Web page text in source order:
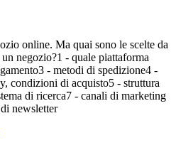
online. Ma quai sono le scelte da
negozio?1 - quale piattaforma
- metodi di spedizione4 -
condizioni di acquisto5 - struttura
di ricerca7 - canali di marketing
newsletter